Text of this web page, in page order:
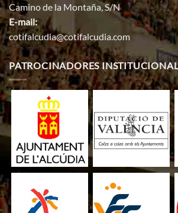
Camino de la Montaña, S/N
E-mail:
cotifalcudia@cotifalcudia.com
PATROCINADORES